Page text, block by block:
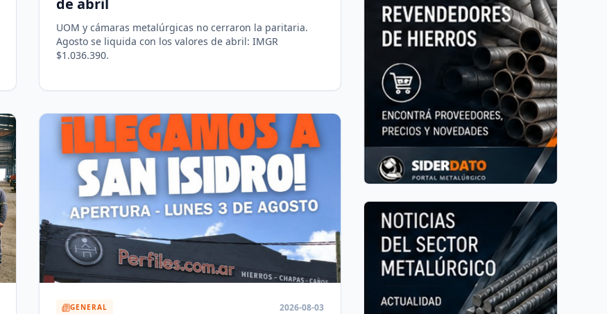
UOM y cámaras metalúrgicas no cerraron la paritaria.
Agosto se liquida con los valores de abril: IMGR
$1.036.390.
GENERAL 2026-08-03
en zona norte: llegó a San Isidro
Informe ADIMRA junio 2026: la
producción metalúrgica cayó 4,6%
Producción Mundial de Acero – Junio
2026